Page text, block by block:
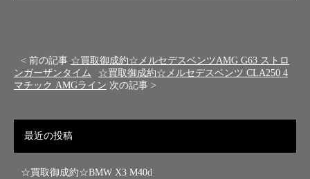
< 前の記事 ☆買取御成約☆メルセデスベンツAMG G63 ストロ
ンガーザンタイム
☆買取御成約☆メルセデスベンツ CLA250 4
マチック AMGライン 次の記事 >
最近の投稿
☆買取御成約☆BMW X3 M40d